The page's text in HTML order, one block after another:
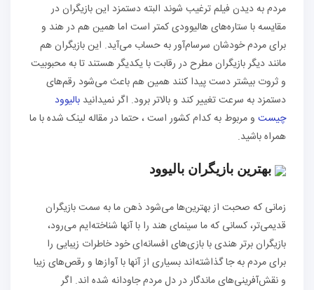
مردم به دیدن فیلم ترغیب شوند البته دستمزد این بازیگران در
مقایسه با ستاره‌های هالیوودی کمتر است اما همین هم در هند و
برای مردم خودشان سرسام‌آور به حساب می‌آید. این بازیگران هم
مانند دیگر بازیگران مطرح در رقابت با یکدیگر هستند تا به محبوبیت
و ثروت بیشتر دست پیدا کنند همین هم باعث می‌شود رقم‌های
دستمزد به سرعت تغییر کند و بالاتر برود. اگر نمیدانید بالیوود
چیست و مربوط به کدام کشور است ، حتما در مقاله لینک شده با ما
همراه باشید.
بهترین بازیگران بالیوود
زمانی که صحبت از بهترین‌ها می‌شود ذهن ما به سمت بازیگران
قدیمی‌تر، کسانی که ما سینمای هند را با آنها شناخته‌ایم می‌رود،
بازیگران برتر هندی با بازی‌های افسانه‌ای خود خاطرات زیبایی را
برای مردم به جا گذاشته‌اند بسیاری از آنها با آوازها و رقص‌های زیبا
و نقش‌آفرینی‌های ماندگار در دل مردم جاودانه شده اند. اگر